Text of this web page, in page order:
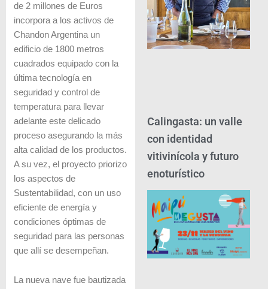
de 2 millones de Euros
incorpora a los activos de
Chandon Argentina un
edificio de 1800 metros
cuadrados equipado con la
última tecnología en
seguridad y control de
temperatura para llevar
adelante este delicado
proceso asegurando la más
alta calidad de los productos.
A su vez, el proyecto priorizo
los aspectos de
Sustentabilidad, con un uso
eficiente de energía y
condiciones óptimas de
seguridad para las personas
que allí se desempeñan.
La nueva nave fue bautizada
Calingasta: un valle
con identidad
vitivinícola y futuro
enoturístico